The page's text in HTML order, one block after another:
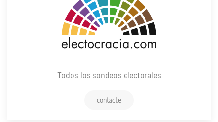
Todos los sondeos electorales
contacte